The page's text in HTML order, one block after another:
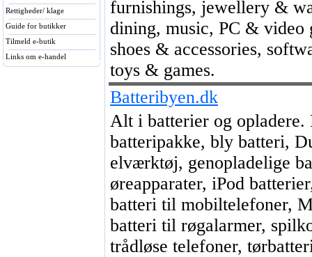
Rettigheder/ klage
Guide for butikker
Tilmeld e-butik
Links om e-handel
furnishings, jewellery &
dining, music, PC & video
shoes & accessories,
toys & games.
Batteribyen.dk
Alt i batterier og
batteripakke, bly batteri,
elværktøj, genopladelige
øreapparater, iPod
batteri til mobiltelefoner,
batteri til røgalarmer,
trådløse telefoner,